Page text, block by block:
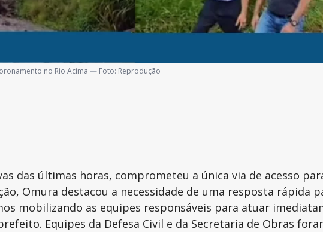
no Rio Acima — Foto: Reprodução
das últimas horas, comprometeu a única via de acesso
Omura destacou a necessidade de uma resposta rápida
mobilizando as equipes responsáveis para atuar
Equipes da Defesa Civil e da Secretaria de Obras